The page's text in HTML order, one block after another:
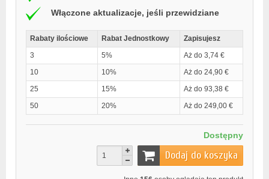
Włączone aktualizacje, jeśli przewidziane
Rabaty ilościowe Rabat Jednostkowy
Zapisujesz
3
5%
Aż do 3,74 €
10
10%
Aż do 24,90 €
25
15%
Aż do 93,38 €
50
20% Aż do 249,00 €
Dostępny
Dodaj do koszyka